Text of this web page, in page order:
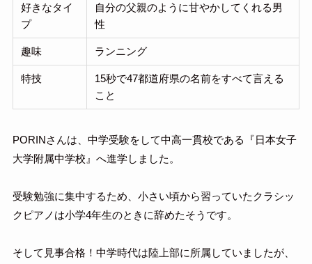
好きなタイ
プ
自分の父親のように甘やかしてくれる男
性
趣味 ランニング
特技
15秒で47都道府県の名前をすべて言える
こと
PORINさんは、中学受験をして中高一貫校である『日本女子
大学附属中学校』へ進学しました。
受験勉強に集中するため、小さい頃から習っていたクラシッ
クピアノは小学4年生のときに辞めたそうです。
そして見事合格！中学時代は陸上部に所属していましたが、